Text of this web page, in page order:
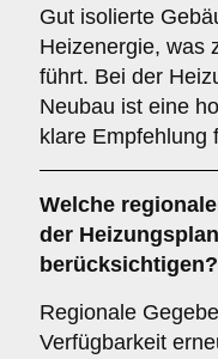
Gut isolierte
Heizenergie, was
führt. Bei der
Neubau ist eine
klare Empfehlung
Welche
der
berücksichtigen?
Regionale
Verfügbarkeit